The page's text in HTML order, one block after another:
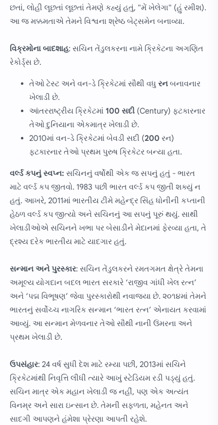
છતાં, લોહી લૂછતાં લૂછતાં તેમણે કહ્યું હતું, "મેં ખેલેગા" (હું રમીશ).
આ જ મક્કમતાએ તેમને વિશ્વના શ્રેષ્ઠ બેટ્સમેન બનાવ્યા.
વિક્રમોના બાદશાહ: સચિન તેંડુલકરના નામે ક્રિકેટના અગણિત
રેકોર્ડ્સ છે.
તેઓ ટેસ્ટ અને વન-ડે ક્રિકેટમાં સૌથી વધુ રન બનાવનાર
ખેલાડી છે.
આંતરરાષ્ટ્રીય ક્રિકેટમાં 100 સદી (Century) ફટકારનાર
તેઓ દુનિયાના એકમાત્ર ખેલાડી છે.
2010માં વન-ડે ક્રિકેટમાં બેવડી સદી (200 રન)
ફટકારનાર તેઓ પ્રથમ પુરુષ ક્રિકેટર બન્યા હતા.
વર્લ્ડ કપનું સ્વપ્ન: સચિનનું વર્ષોથી એક જ સપનું હતું - ભારત
માટે વર્લ્ડ કપ જીતવો. 1983 પછી ભારત વર્લ્ડ કપ જીતી શક્યું ન
હતું. આખરે, 2011માં ભારતીય ટીમે મહેન્દ્ર સિંહ ધોનીની કપ્તાની
હેઠળ વર્લ્ડ કપ જીત્યો અને સચિનનું આ સપનું પૂરું થયું. સાથી
ખેલાડીઓએ સચિનને ખભા પર બેસાડીને મેદાનમાં ફેરવ્યા હતા, તે
દ્રશ્ય દરેક ભારતીય માટે યાદગાર હતું.
સન્માન અને પુરસ્કાર: સચિન તેંડુલકરને રમતગમત ક્ષેત્રે તેમના
અમૂલ્ય યોગદાન બદલ ભારત સરકારે ‘રાજીવ ગાંધી ખેલ રત્ન’
અને ‘પદ્મ વિભૂષણ’ જેવા પુરસ્કારોથી નવાજ્યા છે. ૨૦૧૪માં તેમને
ભારતનું સર્વોચ્ચ નાગરિક સન્માન ‘ભારત રત્ન’ એનાયત કરવામાં
આવ્યું. આ સન્માન મેળવનાર તેઓ સૌથી નાની ઉંમરના અને
પ્રથમ ખેલાડી છે.
ઉપસંહાર: 24 વર્ષ સુધી દેશ માટે રમ્યા પછી, 2013માં સચિને
ક્રિકેટમાંથી નિવૃત્તિ લીધી ત્યારે આખું સ્ટેડિયમ રડી પડ્યું હતું.
સચિન માત્ર એક મહાન ખેલાડી જ નહીં, પણ એક અત્યંત
વિનમ્ર અને સારા ઇન્સાન છે. તેમની સફળતા, મહેનત અને
સાદગી આપણને હંમેશા પ્રેરણા આપતી રહેશે.